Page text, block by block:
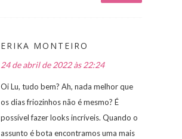
ERIKA MONTEIRO
24 de abril de 2022 às 22:24
Oi Lu, tudo bem? Ah, nada melhor que
os dias friozinhos não é mesmo? É
possível fazer looks incríveis. Quando o
assunto é bota encontramos uma mais